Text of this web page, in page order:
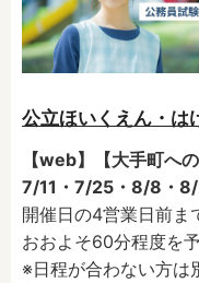
公立ほいくえん・は
【web】【大手町へ
7/11・7/25・8/8・
開催日の4営業日前ま
おおよそ60分程度を
※日程が合わない方は